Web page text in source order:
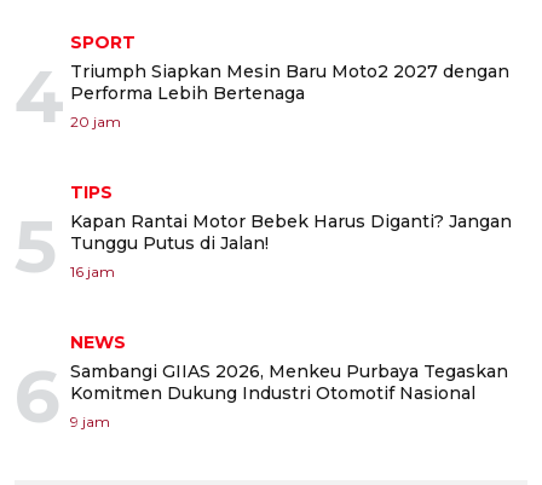
4
SPORT
Triumph Siapkan Mesin Baru Moto2 2027 dengan
Performa Lebih Bertenaga
20 jam
5
TIPS
Kapan Rantai Motor Bebek Harus Diganti? Jangan
Tunggu Putus di Jalan!
16 jam
6
NEWS
Sambangi GIIAS 2026, Menkeu Purbaya Tegaskan
Komitmen Dukung Industri Otomotif Nasional
9 jam